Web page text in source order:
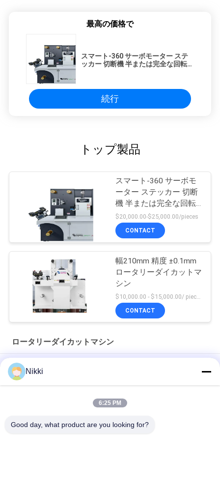
最高の価格で
スマート-360 サーボモーター ステ
ッカー 切断機 半または完全な回転切
続行
トップ製品
スマート-360 サーボモ
ーター ステッカー 切断
機 半または完全な回転
切断
$20,000.00-$25,000.00/pieces
CONTACT
幅210mm 精度 ±0.1mm
ロータリーダイカットマ
シン
$10,000.00 - $15,000.00/ piece MOQ:1
CONTACT
ロータリーダイカットマシン
380V 半回転式ダイカット装置 自動回転式ダイカットマシン
強力な回転切断とダイ切断機械 3 段階 380V/18A 電源
フル/セミロータリー・ダイ・カット・マシン 小型の製品向け
Nikki
6:25 PM
Good day, what product are you looking for?